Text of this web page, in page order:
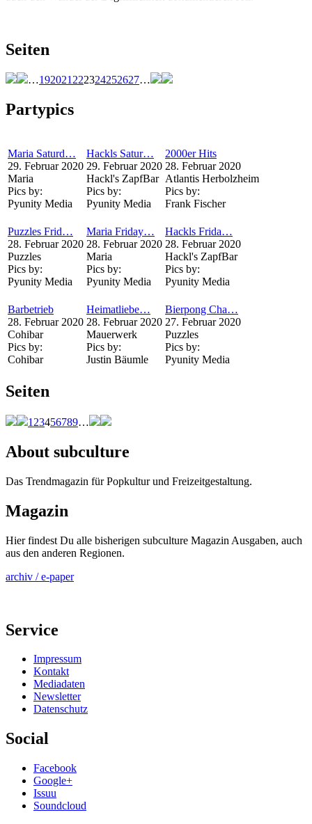
Seiten
…192021222324252627…
Partypics
Maria Saturd…
29. Februar 2020
Maria
Pics by:
Pyunity Media
Hackls Satur…
29. Februar 2020
Hackl's ZapfBar
Pics by:
Pyunity Media
2000er Hits
28. Februar 2020
Atlantis Herbolzheim
Pics by:
Frank Fischer
Puzzles Frid…
28. Februar 2020
Puzzles
Pics by:
Pyunity Media
Maria Friday…
28. Februar 2020
Maria
Pics by:
Pyunity Media
Hackls Frida…
28. Februar 2020
Hackl's ZapfBar
Pics by:
Pyunity Media
Barbetrieb
28. Februar 2020
Cohibar
Pics by:
Cohibar
Heimatliebe…
28. Februar 2020
Mauerwerk
Pics by:
Justin Bäumle
Bierpong Cha…
27. Februar 2020
Puzzles
Pics by:
Pyunity Media
Seiten
1 23456789…
About subculture
Das Trendmagazin für Popkultur und Freizeitgestaltung.
Magazin
Hier findest Du alle bisherigen subculture Magazin Ausgaben, auch
aus den anderen Regionen.
archiv / e-paper
Service
Impressum
Kontakt
Mediadaten
Newsletter
Datenschutz
Social
Facebook
Google+
Issuu
Soundcloud